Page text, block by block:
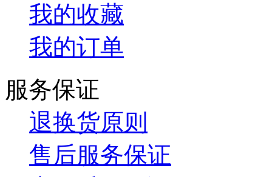
我的收藏
我的订单
服务保证
退换货原则
售后服务保证